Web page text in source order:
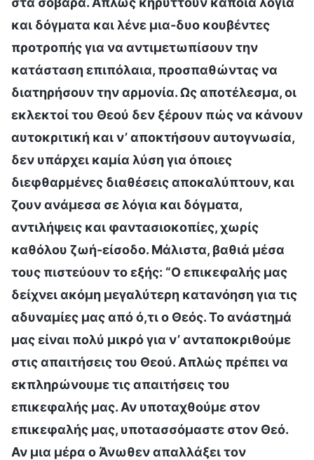
και δόγματα και λένε μια-δυο κουβέντες
προτροπής για να αντιμετωπίσουν την
κατάσταση επιπόλαια, προσπαθώντας να
διατηρήσουν την αρμονία. Ως αποτέλεσμα, οι
εκλεκτοί του Θεού δεν ξέρουν πώς να κάνουν
αυτοκριτική και ν’ αποκτήσουν αυτογνωσία,
δεν υπάρχει καμία λύση για όποιες
διεφθαρμένες διαθέσεις αποκαλύπτουν, και
ζουν ανάμεσα σε λόγια και δόγματα,
αντιλήψεις και φαντασιοκοπίες, χωρίς
καθόλου ζωή-είσοδο. Μάλιστα, βαθιά μέσα
τους πιστεύουν το εξής: “Ο επικεφαλής μας
δείχνει ακόμη μεγαλύτερη κατανόηση για τις
αδυναμίες μας από ό,τι ο Θεός. Το ανάστημά
μας είναι πολύ μικρό για ν’ ανταποκριθούμε
στις απαιτήσεις του Θεού. Απλώς πρέπει να
εκπληρώνουμε τις απαιτήσεις του
επικεφαλής μας. Αν υποταχθούμε στον
επικεφαλής μας, υποτασσόμαστε στον Θεό.
Αν μια μέρα ο Άνωθεν απαλλάξει τον